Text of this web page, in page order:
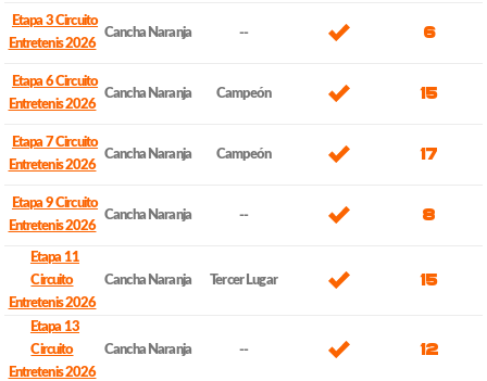
Etapa 3 Circuito
Entretenis 2026
Cancha Naranja -- 6
Etapa 6 Circuito
Entretenis 2026
Cancha Naranja Campeón 15
Etapa 7 Circuito
Entretenis 2026
Cancha Naranja Campeón 17
Etapa 9 Circuito
Entretenis 2026
Cancha Naranja -- 8
Etapa 11
Circuito
Entretenis 2026
Cancha Naranja Tercer Lugar 15
Etapa 13
Circuito
Entretenis 2026
Cancha Naranja -- 12